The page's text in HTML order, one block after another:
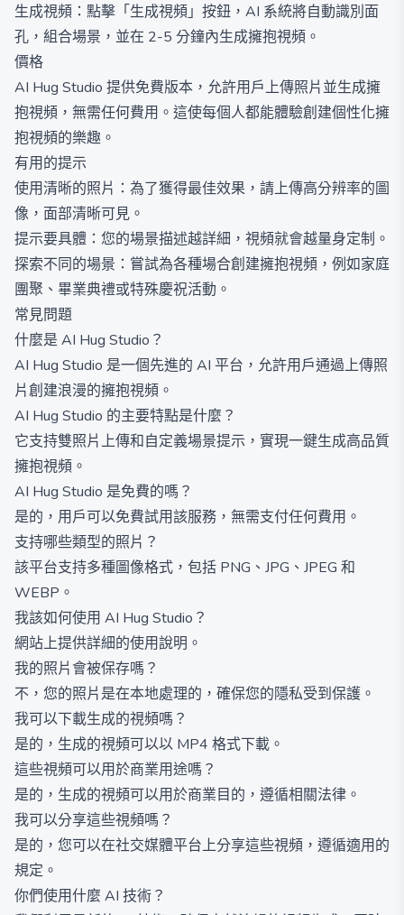
生成視頻：點擊「生成視頻」按鈕，AI 系統將自動識別面
孔，組合場景，並在 2-5 分鐘內生成擁抱視頻。
價格
AI Hug Studio 提供免費版本，允許用戶上傳照片並生成擁
抱視頻，無需任何費用。這使每個人都能體驗創建個性化擁
抱視頻的樂趣。
有用的提示
使用清晰的照片：為了獲得最佳效果，請上傳高分辨率的圖
像，面部清晰可見。
提示要具體：您的場景描述越詳細，視頻就會越量身定制。
探索不同的場景：嘗試為各種場合創建擁抱視頻，例如家庭
團聚、畢業典禮或特殊慶祝活動。
常見問題
什麼是 AI Hug Studio？
AI Hug Studio 是一個先進的 AI 平台，允許用戶通過上傳照
片創建浪漫的擁抱視頻。
AI Hug Studio 的主要特點是什麼？
它支持雙照片上傳和自定義場景提示，實現一鍵生成高品質
擁抱視頻。
AI Hug Studio 是免費的嗎？
是的，用戶可以免費試用該服務，無需支付任何費用。
支持哪些類型的照片？
該平台支持多種圖像格式，包括 PNG、JPG、JPEG 和
WEBP。
我該如何使用 AI Hug Studio？
網站上提供詳細的使用說明。
我的照片會被保存嗎？
不，您的照片是在本地處理的，確保您的隱私受到保護。
我可以下載生成的視頻嗎？
是的，生成的視頻可以以 MP4 格式下載。
這些視頻可以用於商業用途嗎？
是的，生成的視頻可以用於商業目的，遵循相關法律。
我可以分享這些視頻嗎？
是的，您可以在社交媒體平台上分享這些視頻，遵循適用的
規定。
你們使用什麼 AI 技術？